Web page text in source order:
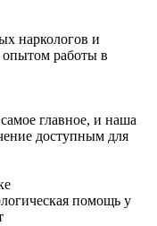
наркологов и
опытом работы в
главное, и наша
доступным для
помощь у